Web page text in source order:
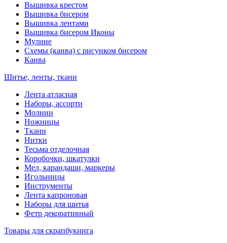
Вышивка крестом
Вышивка бисером
Вышивка лентами
Вышивка бисером Иконы
Мулине
Схемы (канва) с рисунком бисером
Канва
Шитье, ленты, ткани
Лента атласная
Наборы, ассорти
Молнии
Ножницы
Ткани
Нитки
Тесьма отделочная
Коробочки, шкатулки
Мел, карандаши, маркеры
Игольницы
Инструменты
Лента капроновая
Наборы для шитья
Фетр декоративный
Товары для скрапбукинга